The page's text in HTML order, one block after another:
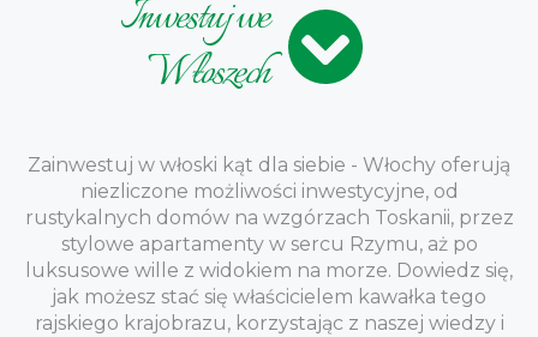
Inwestuj we
Włoszech
Zainwestuj w włoski kąt dla siebie - Włochy oferują
niezliczone możliwości inwestycyjne, od
rustykalnych domów na wzgórzach Toskanii, przez
stylowe apartamenty w sercu Rzymu, aż po
luksusowe wille z widokiem na morze. Dowiedz się,
jak możesz stać się właścicielem kawałka tego
rajskiego krajobrazu, korzystając z naszej wiedzy i